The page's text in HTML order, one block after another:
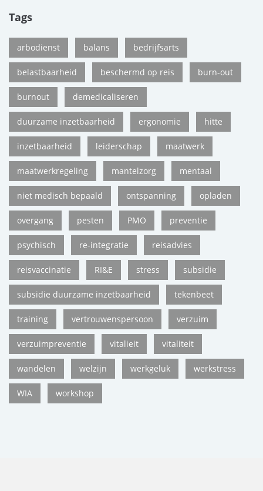
Tags
arbodienst balans bedrijfsarts
belastbaarheid beschermd op reis burn-out
burnout demedicaliseren
duurzame inzetbaarheid ergonomie hitte
inzetbaarheid leiderschap maatwerk
maatwerkregeling mantelzorg mentaal
niet medisch bepaald ontspanning opladen
overgang pesten PMO preventie
psychisch re-integratie reisadvies
reisvaccinatie RI&E stress subsidie
subsidie duurzame inzetbaarheid tekenbeet
training vertrouwenspersoon verzuim
verzuimpreventie vitalieit vitaliteit
wandelen welzijn werkgeluk werkstress
WIA workshop